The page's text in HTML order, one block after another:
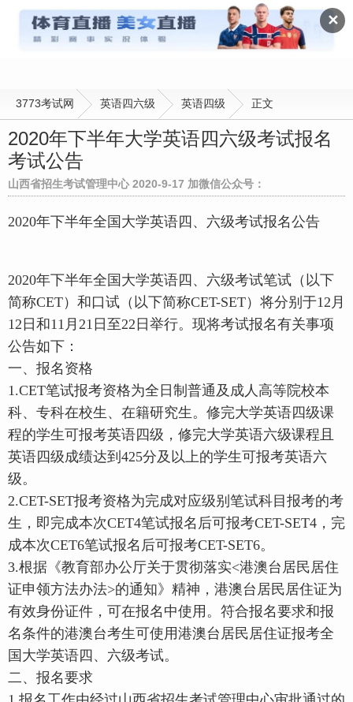
✕
英语四级
3773考试网 英语四六级 英语四级 正文
2020年下半年大学英语四六级考试报名
考试公告
山西省招生考试管理中心 2020-9-17 加微信公众号：
2020年下半年全国大学英语四、六级考试报名公告
2020年下半年全国大学英语四、六级考试笔试（以下
简称CET）和口试（以下简称CET-SET）将分别于12月
12日和11月21日至22日举行。现将考试报名有关事项
公告如下：
一、报名资格
1.CET笔试报考资格为全日制普通及成人高等院校本
科、专科在校生、在籍研究生。修完大学英语四级课
程的学生可报考英语四级，修完大学英语六级课程且
英语四级成绩达到425分及以上的学生可报考英语六
级。
2.CET-SET报考资格为完成对应级别笔试科目报考的考
生，即完成本次CET4笔试报名后可报考CET-SET4，完
成本次CET6笔试报名后可报考CET-SET6。
3.根据《教育部办公厅关于贯彻落实<港澳台居民居住
证申领方法办法>的通知》精神，港澳台居民居住证为
有效身份证件，可在报名中使用。符合报名要求和报
名条件的港澳台考生可使用港澳台居民居住证报考全
国大学英语四、六级考试。
二、报名要求